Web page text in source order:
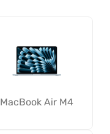
MacBook Air M4